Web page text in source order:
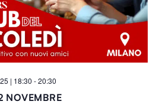
| 18:30 -20:30